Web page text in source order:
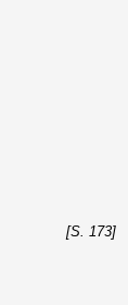
[S. 173]